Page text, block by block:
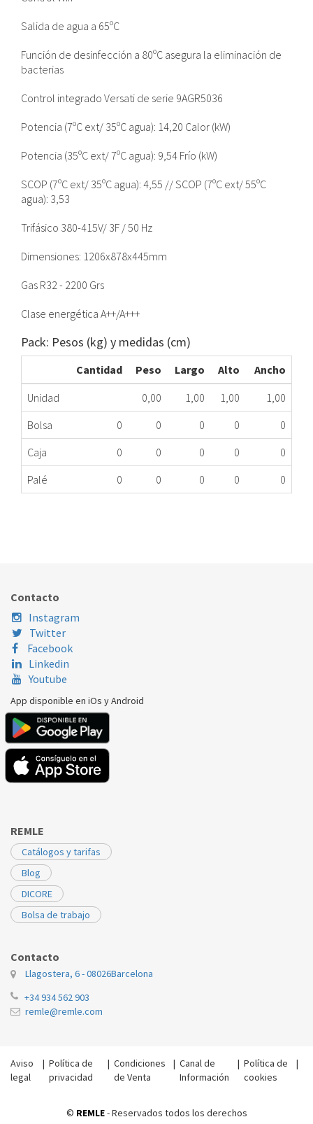
Salida de agua a 65ºC
Función de desinfección a 80ºC asegura la eliminación de
bacterias
Control integrado Versati de serie 9AGR5036
Potencia (7ºC ext/ 35ºC agua): 14,20 Calor (kW)
Potencia (35ºC ext/ 7ºC agua): 9,54 Frío (kW)
SCOP (7ºC ext/ 35ºC agua): 4,55 // SCOP (7ºC ext/ 55ºC
agua): 3,53
Trifásico 380-415V/ 3F / 50 Hz
Dimensiones: 1206x878x445mm
Gas R32 - 2200 Grs
Clase energética A++/A+++
Pack: Pesos (kg) y medidas (cm)
Cantidad Peso Largo Alto
Ancho
Unidad
0,00 1,00 1,00
1,00
Bolsa
0 0 0 0
0
Caja
0 0 0 0
0
Palé
0 0 0 0 0
Contacto
Instagram
Twitter
Facebook
Linkedin
Youtube
App disponible en iOs y Android
REMLE
Catálogos y tarifas
Blog
DICORE
Bolsa de trabajo
Contacto
Llagostera, 6 - 08026Barcelona
+34 934 562 903
remle@remle.com
Aviso
legal
| Política de
privacidad
|Condiciones
de Venta
|Canal de
Información
| Política de
cookies
|
© REMLE- Reservados todos los derechos